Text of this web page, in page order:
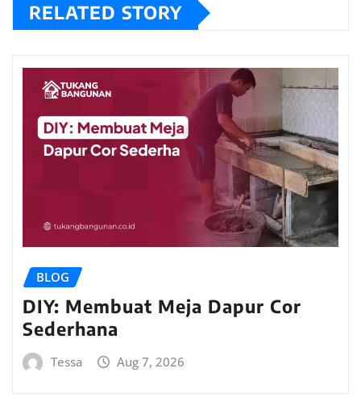
RELATED STORY
BLOG
DIY: Membuat Meja Dapur Cor
Sederhana
Tessa Aug 7, 2026